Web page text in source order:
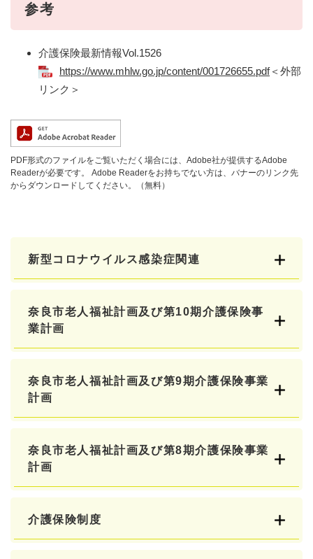
参考
介護保険最新情報Vol.1526
https://www.mhlw.go.jp/content/001726655.pdf＜外部
リンク＞
PDF形式のファイルをご覧いただく場合には、Adobe社が提供するAdobe
Readerが必要です。
Adobe Readerをお持ちでない方は、バナーのリンク先
からダウンロードしてください。（無料）
新型コロナウイルス感染症関連
奈良市老人福祉計画及び第10期介護保険事
業計画
奈良市老人福祉計画及び第9期介護保険事業
計画
奈良市老人福祉計画及び第8期介護保険事業
計画
介護保険制度